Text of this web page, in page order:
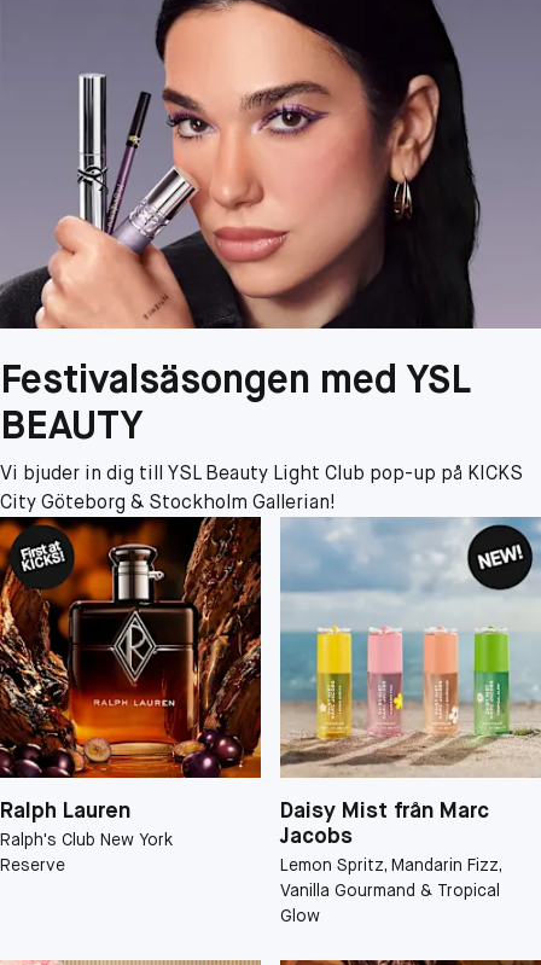
Festivalsäsongen med YSL
BEAUTY
Vi bjuder in dig till YSL Beauty Light Club pop-up på KICKS
City Göteborg & Stockholm Gallerian!
Ralph Lauren
Ralph's Club New York
Reserve
Daisy Mist från Marc
Jacobs
Lemon Spritz, Mandarin Fizz,
Vanilla Gourmand & Tropical
Glow